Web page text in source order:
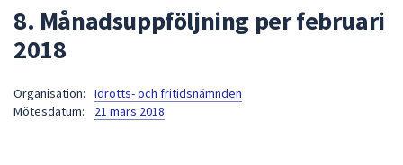
sökfältet
kommer
8. Månadsuppföljning per februari
2018
Organisation:
Idrotts- och fritidsnämnden
Mötesdatum:
21 mars 2018